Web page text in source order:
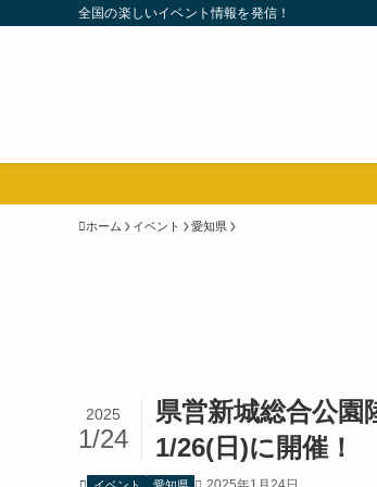
全国の楽しいイベント情報を発信！
ホーム イベント 愛知県
県営新城総合公園
1/26(日)に開催！
2025
1/24